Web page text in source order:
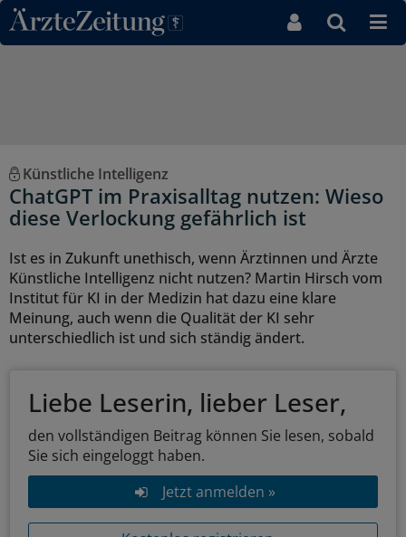
Direkt zum Inhaltsbereich
Künstliche Intelligenz
ChatGPT im Praxisalltag nutzen: Wieso
diese Verlockung gefährlich ist
Ist es in Zukunft unethisch, wenn Ärztinnen und Ärzte
Künstliche Intelligenz nicht nutzen? Martin Hirsch vom
Institut für KI in der Medizin hat dazu eine klare
Meinung, auch wenn die Qualität der KI sehr
unterschiedlich ist und sich ständig ändert.
Liebe Leserin, lieber Leser,
den vollständigen Beitrag können Sie lesen, sobald
Sie sich eingeloggt haben.
Jetzt anmelden »